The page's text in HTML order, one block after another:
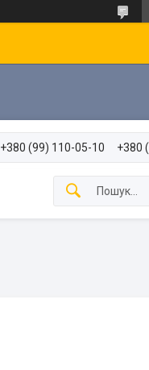
+380 (99) 110-05-10 +380